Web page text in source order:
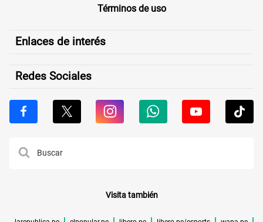
Términos de uso
Enlaces de interés
Redes Sociales
Visita también